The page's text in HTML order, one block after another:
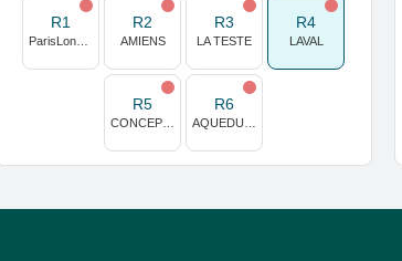
R1 R2
AMIENS
R3
LA TESTE
R4
LAVAL
R5 R6